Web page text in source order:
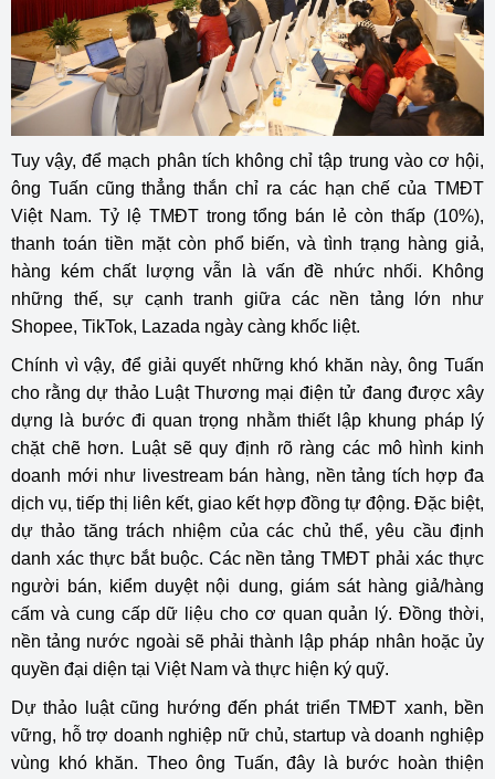
Tuy vậy, để mạch phân tích không chỉ tập trung vào cơ hội,
ông Tuấn cũng thẳng thắn chỉ ra các hạn chế của TMĐT
Việt Nam. Tỷ lệ TMĐT trong tổng bán lẻ còn thấp (10%),
thanh toán tiền mặt còn phổ biến, và tình trạng hàng giả,
hàng kém chất lượng vẫn là vấn đề nhức nhối. Không
những thế, sự cạnh tranh giữa các nền tảng lớn như
Shopee, TikTok, Lazada ngày càng khốc liệt.
Chính vì vậy, để giải quyết những khó khăn này, ông Tuấn
cho rằng dự thảo Luật Thương mại điện tử đang được xây
dựng là bước đi quan trọng nhằm thiết lập khung pháp lý
chặt chẽ hơn. Luật sẽ quy định rõ ràng các mô hình kinh
doanh mới như livestream bán hàng, nền tảng tích hợp đa
dịch vụ, tiếp thị liên kết, giao kết hợp đồng tự động. Đặc biệt,
dự thảo tăng trách nhiệm của các chủ thể, yêu cầu định
danh xác thực bắt buộc. Các nền tảng TMĐT phải xác thực
người bán, kiểm duyệt nội dung, giám sát hàng giả/hàng
cấm và cung cấp dữ liệu cho cơ quan quản lý. Đồng thời,
nền tảng nước ngoài sẽ phải thành lập pháp nhân hoặc ủy
quyền đại diện tại Việt Nam và thực hiện ký quỹ.
Dự thảo luật cũng hướng đến phát triển TMĐT xanh, bền
vững, hỗ trợ doanh nghiệp nữ chủ, startup và doanh nghiệp
vùng khó khăn. Theo ông Tuấn, đây là bước hoàn thiện